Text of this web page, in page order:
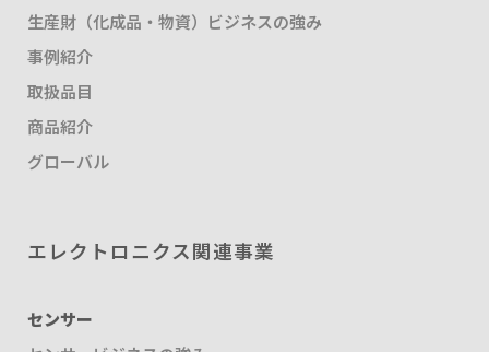
生産財（化成品・物資）ビジネスの強み
事例紹介
取扱品目
商品紹介
グローバル
エレクトロニクス関連事業
センサー